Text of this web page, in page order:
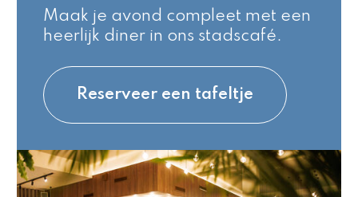
Maak je avond compleet met een
heerlijk diner in ons stadscafé.
Reserveer een tafeltje